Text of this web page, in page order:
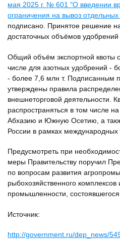
мая 2025 г. № 601 "О введении
ограничения на вывоз
подписано. Принятое решение
достаточных объёмов
Общий объём экспортной квоты
числе для азотных удобрений -
- более 7,6 млн т. Подписанным
утверждены правила
внешнеторговой деятельности.
распространяться в том числе
Абхазию и Южную Осетию, а
России в рамках международных
Предусмотреть при
меры Правительству поручил
по вопросам развития
рыбохозяйственного
промышленности,
Источник:
http://government.ru/dep_news/